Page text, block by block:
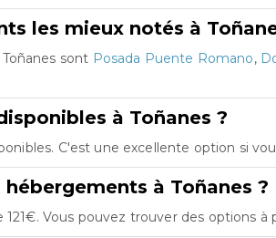
les mieux notés à
sont Posada Puente Romano,
à Toñanes ?
C'est une excellente option si
à Toñanes ?
Vous pouvez trouver des options à